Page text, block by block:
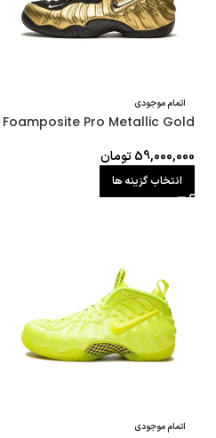
اتمام موجودی
Foamposite Pro Metallic Gold
59,000,000تومان
انتخاب گزینه ها
اتمام موجودی